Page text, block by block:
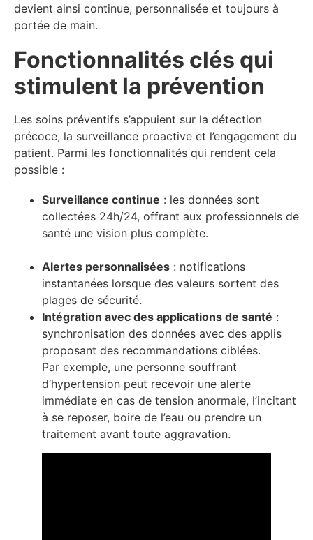
devient ainsi continue, personnalisée et toujours à
portée de main.
Fonctionnalités clés qui
stimulent la prévention
Les soins préventifs s’appuient sur la détection
précoce, la surveillance proactive et l’engagement du
patient. Parmi les fonctionnalités qui rendent cela
possible :
Surveillance continue : les données sont
collectées 24h/24, offrant aux professionnels de
santé une vision plus complète.
Alertes personnalisées : notifications
instantanées lorsque des valeurs sortent des
plages de sécurité.
Intégration avec des applications de santé :
synchronisation des données avec des applis
proposant des recommandations ciblées.
Par exemple, une personne souffrant
d’hypertension peut recevoir une alerte
immédiate en cas de tension anormale, l’incitant
à se reposer, boire de l’eau ou prendre un
traitement avant toute aggravation.